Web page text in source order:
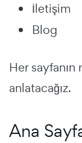
İletişim
Blog
Her sayfanın
anlatacağız.
Ana